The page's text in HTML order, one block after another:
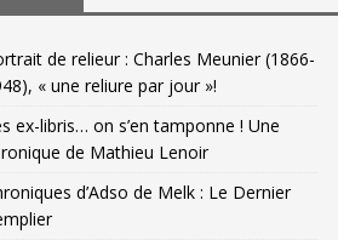
de relieur : Charles Meunier (1866-
« une reliure par jour »!
ex-libris… on s’en tamponne ! Une
de Mathieu Lenoir
d’Adso de Melk : Le Dernier